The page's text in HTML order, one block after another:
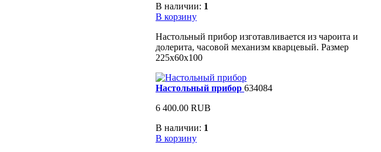
В наличии: 1
В корзину
Настольный прибор изготавливается из чароита и
долерита, часовой механизм кварцевый. Размер
225х60х100
Настольный прибор 634084
6 400.00 RUB
В наличии: 1
В корзину